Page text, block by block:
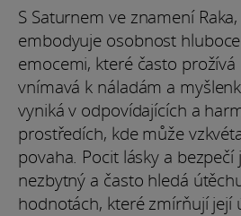
S Saturnem ve znamení
embodyuje osobnost
emocemi, které často prožívá
vnímavá k náladám a
vyniká v odpovídajících a
prostředích, kde může
povaha. Pocit lásky a
nezbytný a často hledá
hodnotách, které zmírňují její